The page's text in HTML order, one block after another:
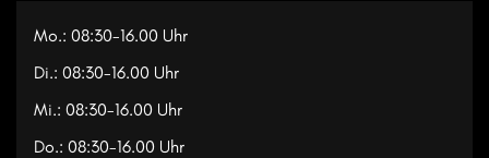
Mo.: 08:30-16.00 Uhr
Di.: 08:30-16.00 Uhr
Mi.: 08:30-16.00 Uhr
Do.: 08:30-16.00 Uhr